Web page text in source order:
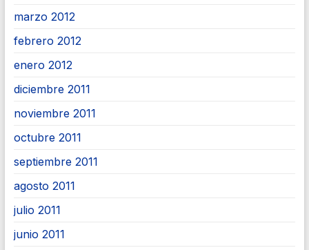
marzo 2012
febrero 2012
enero 2012
diciembre 2011
noviembre 2011
octubre 2011
septiembre 2011
agosto 2011
julio 2011
junio 2011